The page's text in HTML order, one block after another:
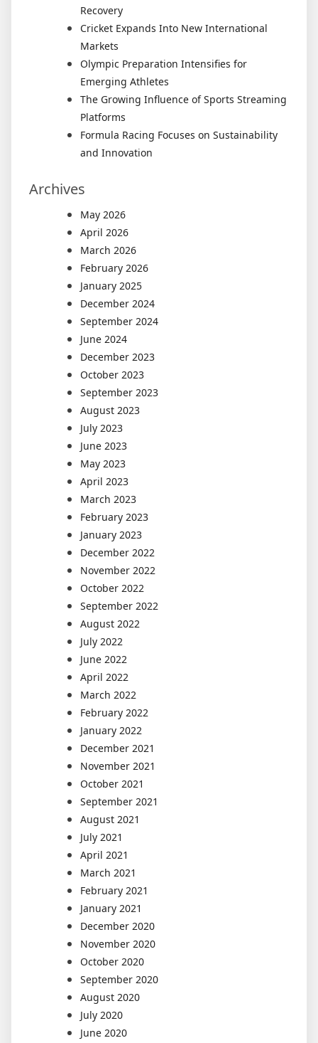
Recovery
Cricket Expands Into New International
Markets
Olympic Preparation Intensifies for
Emerging Athletes
The Growing Influence of Sports Streaming
Platforms
Formula Racing Focuses on Sustainability
and Innovation
Archives
May 2026
April 2026
March 2026
February 2026
January 2025
December 2024
September 2024
June 2024
December 2023
October 2023
September 2023
August 2023
July 2023
June 2023
May 2023
April 2023
March 2023
February 2023
January 2023
December 2022
November 2022
October 2022
September 2022
August 2022
July 2022
June 2022
April 2022
March 2022
February 2022
January 2022
December 2021
November 2021
October 2021
September 2021
August 2021
July 2021
April 2021
March 2021
February 2021
January 2021
December 2020
November 2020
October 2020
September 2020
August 2020
July 2020
June 2020